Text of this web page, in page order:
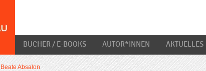
BÜCHER / E-BOOKS AUTOR*INNEN AKTUELLES
Beate Absalon